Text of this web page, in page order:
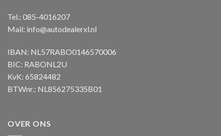
Tel.: 085-4016207
Mail: info@autodealerxl.nl
IBAN: NL57RABO0146570006
BIC: RABONL2U
KvK: 65824482
BTWnr.: NL856275335B01
OVER ONS